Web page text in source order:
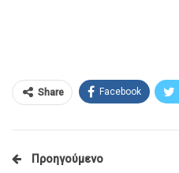
Share Facebook
Προηγούμενο